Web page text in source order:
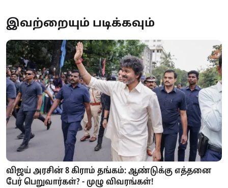
இவற்றையும் படிக்கவும்
விஜய் அரசின் 8 கிராம் தங்கம்: ஆண்டுக்கு எத்தனை
பேர் பெறுவார்கள்? - முழு விவரங்கள்!